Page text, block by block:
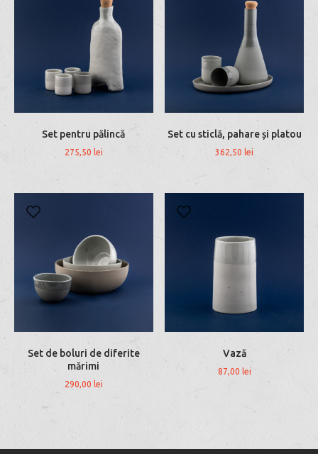
Set pentru pălincă
275,50 lei
Set cu sticlă, pahare și platou
362,50 lei
Set de boluri de diferite
mărimi
290,00 lei
Vază
87,00 lei